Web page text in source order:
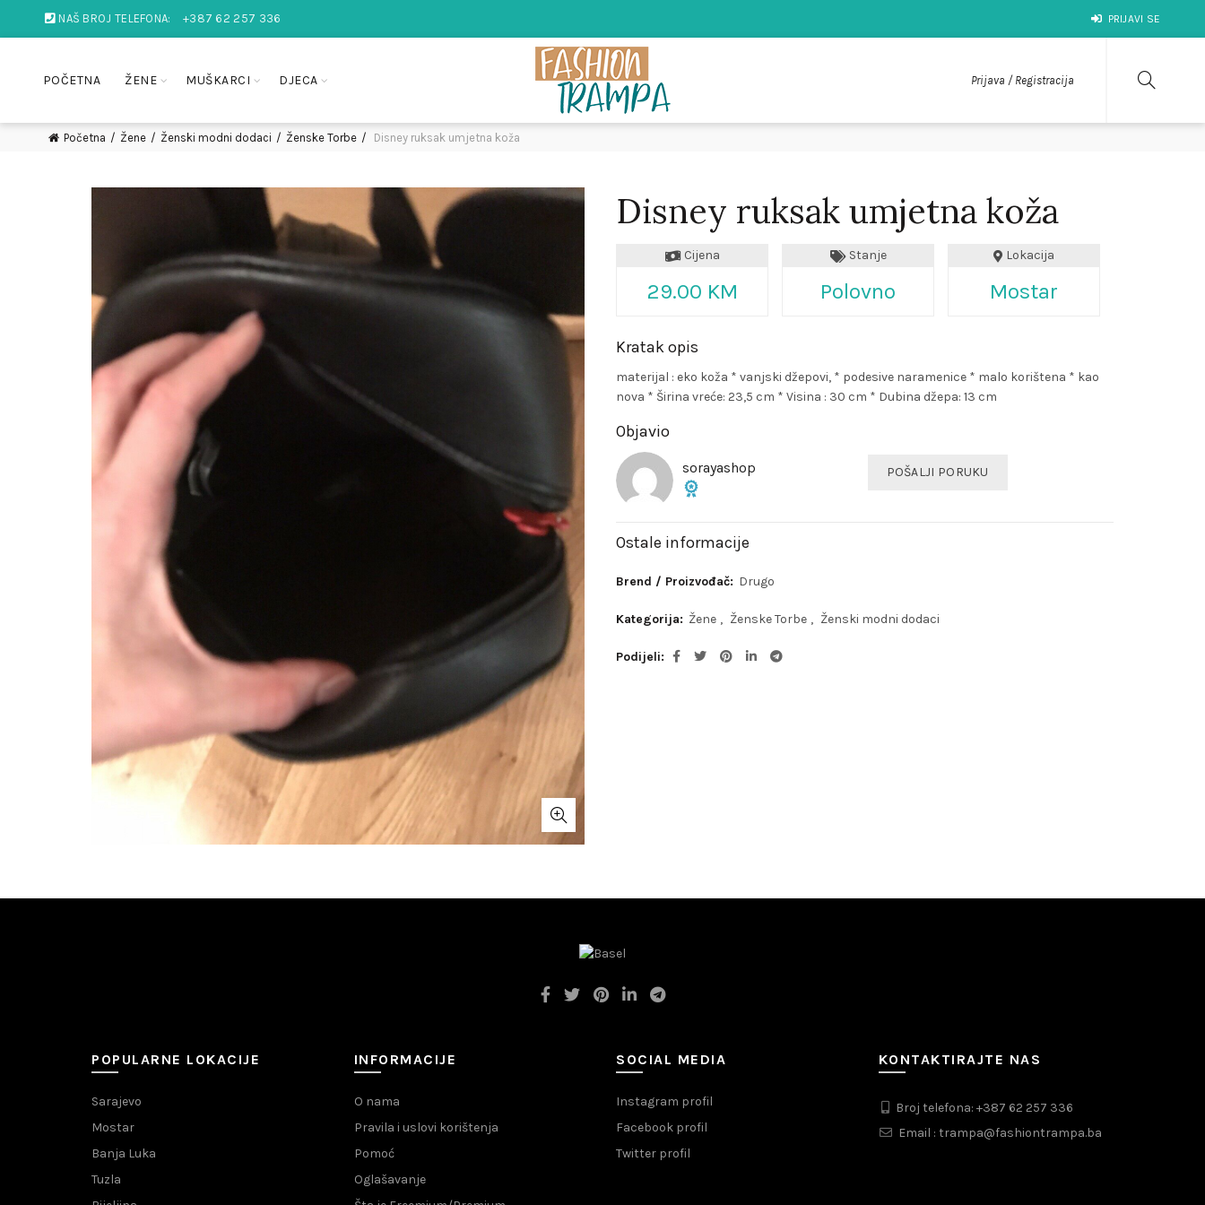
NAŠ BROJ TELEFONA: +387 62 257 336 PRIJAVI SE
POČETNA ŽENE MUŠKARCI DJECA Prijava / Registracija
Početna Žene Ženski modni dodaci Ženske Torbe Disney ruksak umjetna koža
Disney ruksak umjetna koža
Cijena
29.00 KM
Stanje
Polovno
Lokacija
Mostar
Kratak opis
materijal : eko koža * vanjski džepovi, * podesive naramenice * malo korištena * kao
nova * Širina vreće: 23,5 cm * Visina : 30 cm * Dubina džepa: 13 cm
Objavio
sorayashop POŠALJI PORUKU
Ostale informacije
Brend / Proizvođač: Drugo
Kategorija: Žene , Ženske Torbe , Ženski modni dodaci
Podijeli
POPULARNE LOKACIJE
Sarajevo
Mostar
Banja Luka
Tuzla
INFORMACIJE
O nama
Pravila i uslovi korištenja
Pomoć
Oglašavanje
SOCIAL MEDIA
Instagram profil
Facebook profil
Twitter profil
KONTAKTIRAJTE NAS
Broj telefona: +387 62 257 336
Email : trampa@fashiontrampa.ba